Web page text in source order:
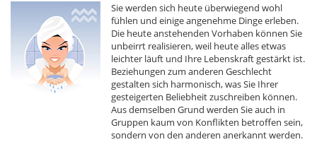
Sie werden sich heute überwiegend wohl
fühlen und einige angenehme Dinge erleben.
Die heute anstehenden Vorhaben können Sie
unbeirrt realisieren, weil heute alles etwas
leichter läuft und Ihre Lebenskraft gestärkt ist.
Beziehungen zum anderen Geschlecht
gestalten sich harmonisch, was Sie Ihrer
gesteigerten Beliebheit zuschreiben können.
Aus demselben Grund werden Sie auch in
Gruppen kaum von Konflikten betroffen sein,
sondern von den anderen anerkannt werden.